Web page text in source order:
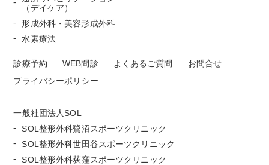
（デイケア）
形成外科・美容形成外科
水素療法
診療予約 WEB問診 よくあるご質問
お問合せ
プライバシーポリシー
一般社団法人SOL
SOL整形外科鷺沼スポーツクリニック
SOL整形外科世田谷スポーツクリニック
SOL整形外科荻窪スポーツクリニック